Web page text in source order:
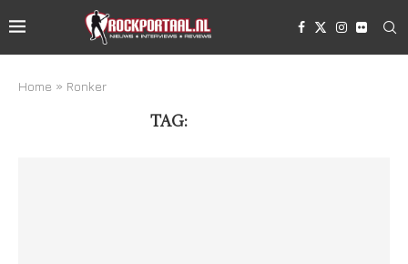
Home » Ronker
TAG: